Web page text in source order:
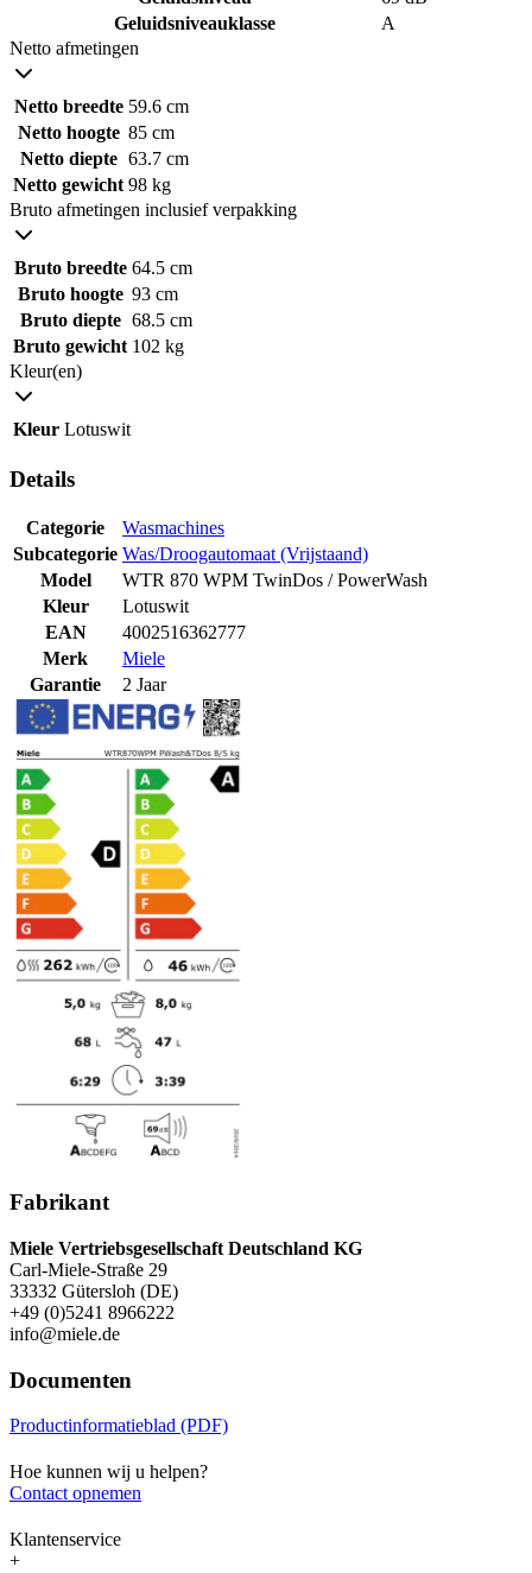
Geluidsniveauklasse
A
Netto afmetingen
Netto breedte 59.6 cm
Netto hoogte 85 cm
Netto diepte 63.7 cm
Netto gewicht 98 kg
Bruto afmetingen inclusief verpakking
Bruto breedte 64.5 cm
Bruto hoogte 93 cm
Bruto diepte 68.5 cm
Bruto gewicht 102 kg
Kleur(en)
Kleur Lotuswit
Details
Categorie
Wasmachines
Subcategorie Was/Droogautomaat (Vrijstaand)
Model
WTR 870 WPM TwinDos / PowerWash
Kleur
Lotuswit
EAN
4002516362777
Merk
Miele
Garantie
2 Jaar
Fabrikant
Miele Vertriebsgesellschaft Deutschland KG
Carl-Miele-Straße 29
33332 Gütersloh (DE)
+49 (0)5241 8966222
info@miele.de
Documenten
Productinformatieblad (PDF)
Hoe kunnen wij u helpen?
Contact opnemen
Klantenservice
+